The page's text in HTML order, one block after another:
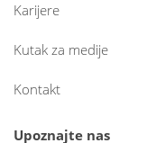
Karijere
Kutak za medije
Kontakt
Upoznajte nas